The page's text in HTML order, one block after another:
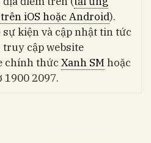
iOS hoặc Android).
kiện và cập nhật tin tức
truy cập website
chính thức Xanh SM hoặc
2097.